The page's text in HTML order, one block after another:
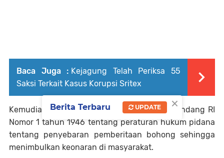
Baca Juga : Kejagung Telah Periksa 55
Saksi Terkait Kasus Korupsi Sritex
Kemudian, Pasal 14 ayat 1 ayat 2 Undang-Undang RI
Nomor 1 tahun 1946 tentang peraturan hukum pidana
tentang penyebaran pemberitaan bohong sehingga
menimbulkan keonaran di masyarakat.
×
Berita Terbaru UPDATE